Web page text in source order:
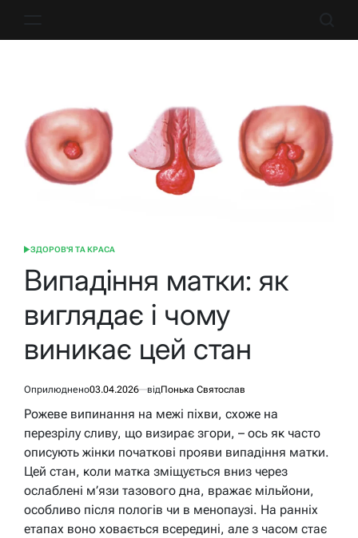
ОПУБЛІКУВАТИ
ЗДОРОВ'Я ТА КРАСА
Випадіння матки: як
виглядає і чому
виникає цей стан
Оприлюднено03.04.2026 відПонька Святослав
Рожеве випинання на межі піхви, схоже на
перезрілу сливу, що визирає згори, – ось як часто
описують жінки початкові прояви випадіння матки.
Цей стан, коли матка зміщується вниз через
ослаблені м’язи тазового дна, вражає мільйони,
особливо після пологів чи в менопаузі. На ранніх
етапах воно ховається всередині, але з часом стає